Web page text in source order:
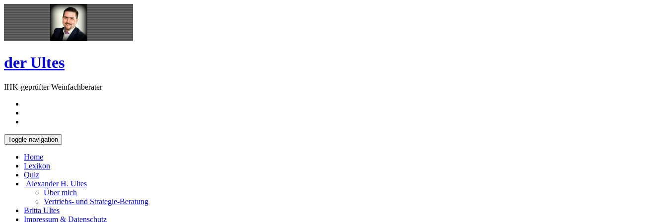
Skip
to
content
Open
Sidebar
der Ultes
IHK-geprüfter Weinfachberater
Toggle navigation
Home
Lexikon
Quiz
Alexander H. Ultes
Über mich
Vertriebs- und Strategie-Beratung
Britta Ultes
Impressum & Datenschutz